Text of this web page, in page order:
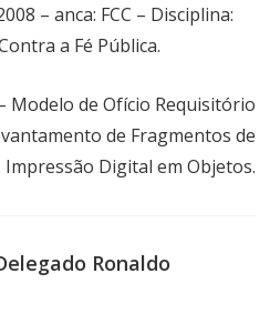
– anca: FCC – Disciplina:
a Fé Pública.
– Modelo de Ofício Requisitório
de Fragmentos de
Impressão Digital em Objetos.
Ronaldo